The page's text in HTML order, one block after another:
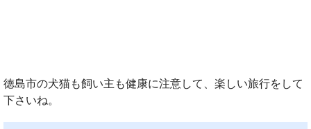
徳島市の犬猫も飼い主も健康に注意して、楽しい旅行をして
下さいね。